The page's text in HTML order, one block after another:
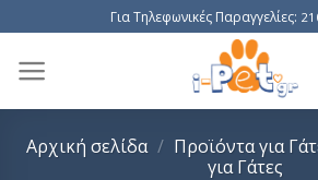
to
content
Για Τηλεφωνικές Παραγγελίες:
Αρχική σελίδα / Προϊόντα για
για Γάτες